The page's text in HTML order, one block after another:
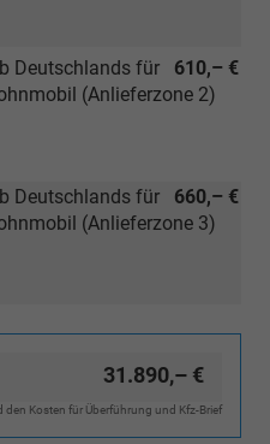
610,– €
Deutschlands für
(Anlieferzone 2)
660,– €
Deutschlands für
(Anlieferzone 3)
31.890,– €
den Kosten für Überführung und Kfz-Brief